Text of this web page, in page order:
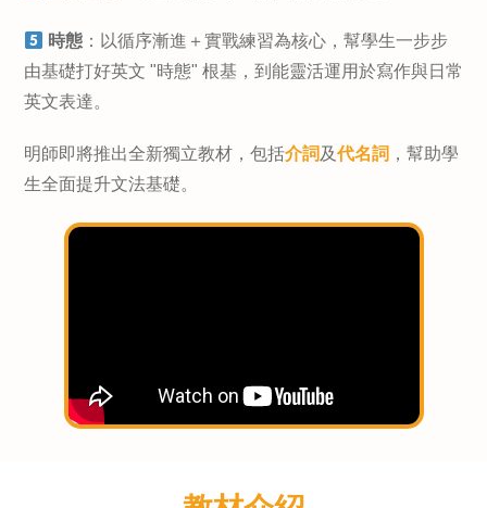
時態 ：以循序漸進＋實戰練習為核心，幫學生一步步
由基礎打好英文 "時態" 根基，到能靈活運用於寫作與日常
英文表達。
明師即將推出全新獨立教材，包括介詞 及代名詞 ，幫助學
生全面提升文法基礎。